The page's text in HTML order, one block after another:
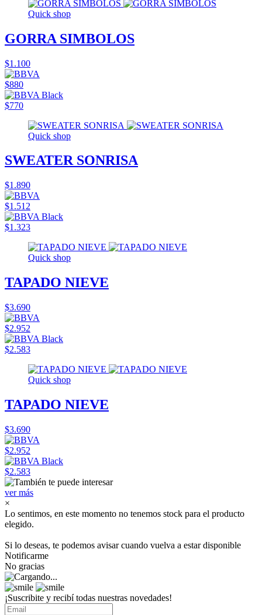
Quick shop
GORRA SIMBOLOS
$1.100
$880
$770
Quick shop
SWEATER SONRISA
$1.890
$1.512
$1.323
Quick shop
TAPADO NIEVE
$3.690
$2.952
$2.583
Quick shop
TAPADO NIEVE
$3.690
$2.952
$2.583
ver más
×
Lo sentimos, en este momento no tenemos stock para el producto
elegido.
Si lo deseas, te podemos avisar cuando vuelva a estar disponible
Notificarme
No gracias
¡Suscribite y recibí todas nuestras novedades!